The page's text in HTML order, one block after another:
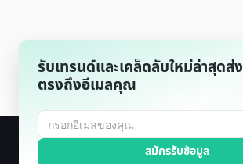
รับเทรนด์และเคล็ดลับใหม่ล่าสุดส่ง
ตรงถึงอีเมลคุณ